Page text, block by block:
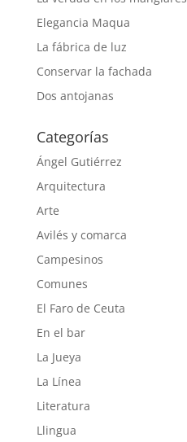
Elegancia Maqua
La fábrica de luz
Conservar la fachada
Dos antojanas
Categorías
Ángel Gutiérrez
Arquitectura
Arte
Avilés y comarca
Campesinos
Comunes
El Faro de Ceuta
En el bar
La Jueya
La Línea
Literatura
Llingua